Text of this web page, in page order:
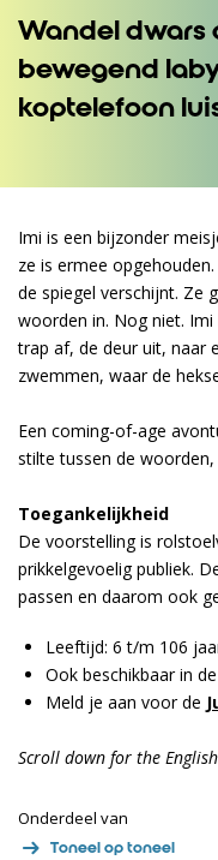
Wandel dwars
bewegend
koptelefoon
Imi is een bijzonder
ze is ermee
de spiegel verschijnt. Ze
woorden in. Nog niet.
trap af, de deur uit, naar
zwemmen, waar de
Een coming-of-age
stilte tussen de
Toegankelijkheid
De voorstelling is
prikkelgevoelig publiek.
passen en daarom ook
Leeftijd: 6 t/m 106
Ook beschikbaar in
Meld je aan voor de
Scroll down for the
Onderdeel van
Toneel op toneel